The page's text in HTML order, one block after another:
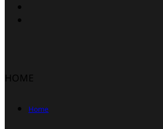
HOME
Home